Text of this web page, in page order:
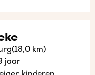
(18,0 km)
jaar